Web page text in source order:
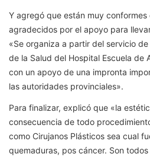
Y agregó que están muy
agradecidos por el apoyo para
«Se organiza a partir del servicio
de la Salud del Hospital Escuela de
con un apoyo de una impronta
las autoridades provinciales».
Para finalizar, explicó que «la
consecuencia de todo
como Cirujanos Plásticos sea cual
quemaduras, pos cáncer. Son